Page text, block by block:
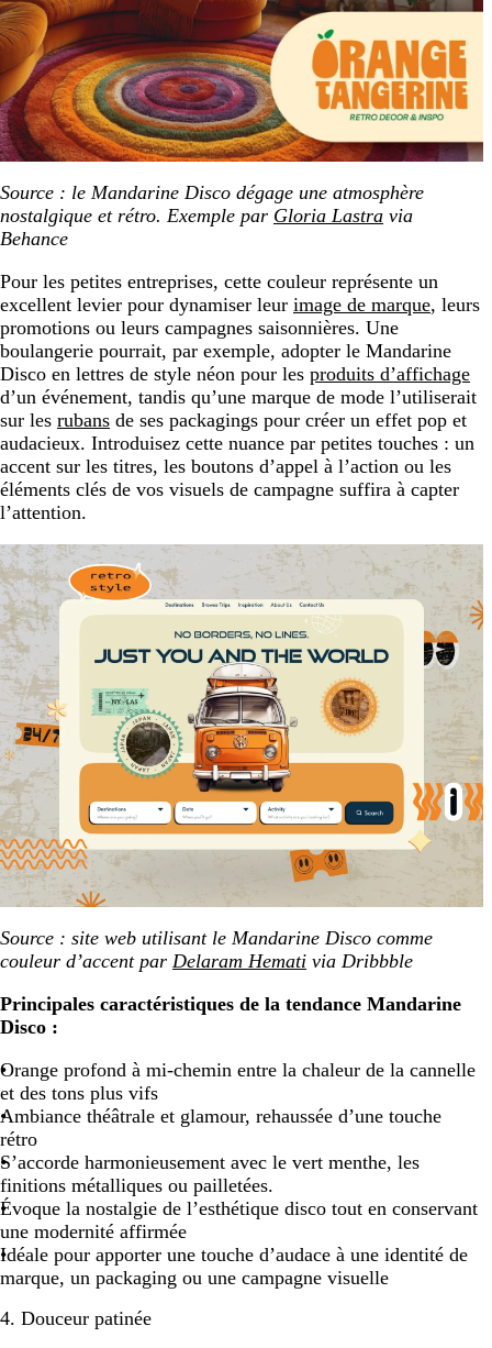
Source : le Mandarine Disco dégage une atmosphère
nostalgique et rétro. Exemple par Gloria Lastra via
Behance
Pour les petites entreprises, cette couleur représente un
excellent levier pour dynamiser leur image de marque, leurs
promotions ou leurs campagnes saisonnières. Une
boulangerie pourrait, par exemple, adopter le Mandarine
Disco en lettres de style néon pour les produits d’affichage
d’un événement, tandis qu’une marque de mode l’utiliserait
sur les rubans de ses packagings pour créer un effet pop et
audacieux. Introduisez cette nuance par petites touches : un
accent sur les titres, les boutons d’appel à l’action ou les
éléments clés de vos visuels de campagne suffira à capter
l’attention.
Source : site web utilisant le Mandarine Disco comme
couleur d’accent par Delaram Hemati via Dribbble
Principales caractéristiques de la tendance Mandarine
Disco :
Orange profond à mi-chemin entre la chaleur de la cannelle
et des tons plus vifs
Ambiance théâtrale et glamour, rehaussée d’une touche
rétro
S’accorde harmonieusement avec le vert menthe, les
finitions métalliques ou pailletées.
Évoque la nostalgie de l’esthétique disco tout en conservant
une modernité affirmée
Idéale pour apporter une touche d’audace à une identité de
marque, un packaging ou une campagne visuelle
4. Douceur patinée